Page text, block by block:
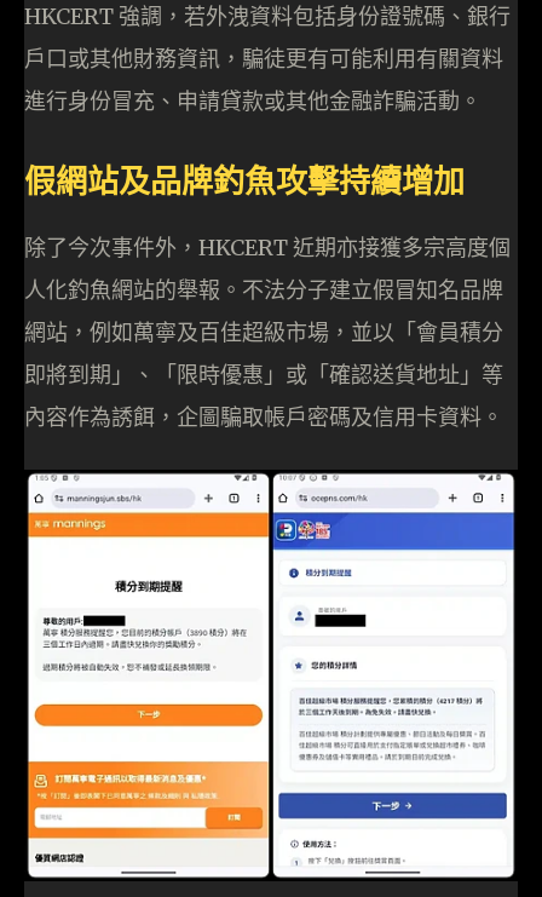
HKCERT 強調，若外洩資料包括身份證號碼、銀行
戶口或其他財務資訊，騙徒更有可能利用有關資料
進行身份冒充、申請貸款或其他金融詐騙活動。
假網站及品牌釣魚攻擊持續增加
除了今次事件外，HKCERT 近期亦接獲多宗高度個
人化釣魚網站的舉報。不法分子建立假冒知名品牌
網站，例如萬寧及百佳超級市場，並以「會員積分
即將到期」、「限時優惠」或「確認送貨地址」等
內容作為誘餌，企圖騙取帳戶密碼及信用卡資料。